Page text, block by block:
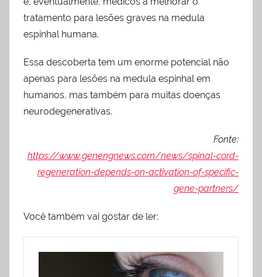
tratamento para lesões graves na medula
espinhal humana.
Essa descoberta tem um enorme potencial não
apenas para lesões na medula espinhal em
humanos, mas também para muitas doenças
neurodegenerativas.
Fonte:
https://www.genengnews.com/news/spinal-cord-
regeneration-depends-on-activation-of-specific-
gene-partners/
Você também vai gostar de ler: